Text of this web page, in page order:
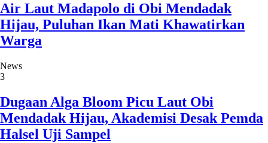
Air Laut Madapolo di Obi Mendadak
Hijau, Puluhan Ikan Mati Khawatirkan
Warga
News
3
Dugaan Alga Bloom Picu Laut Obi
Mendadak Hijau, Akademisi Desak Pemda
Halsel Uji Sampel